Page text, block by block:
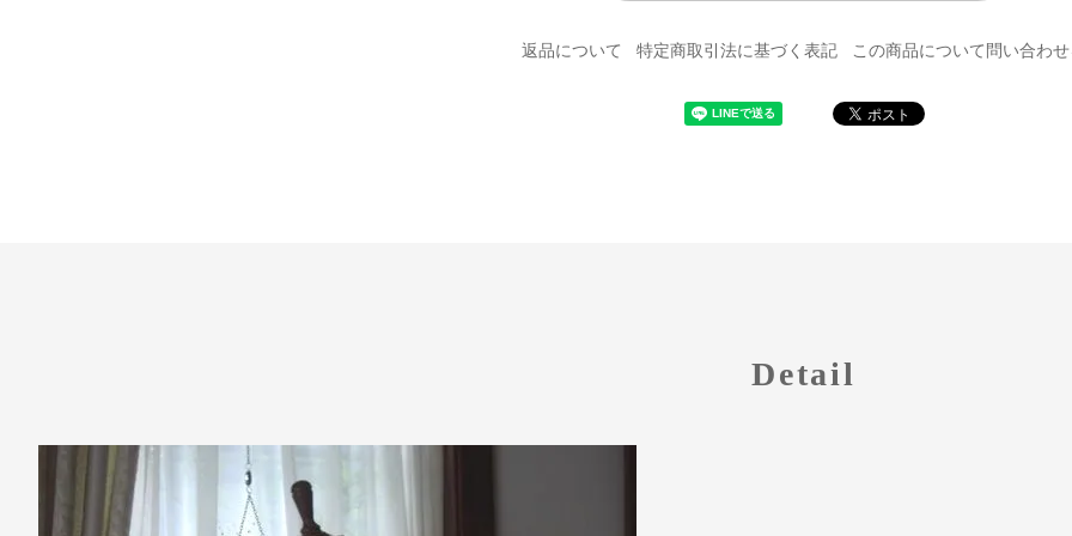
返品について 特定商取引法に基づく表記 この商品について問い合わ
Detail